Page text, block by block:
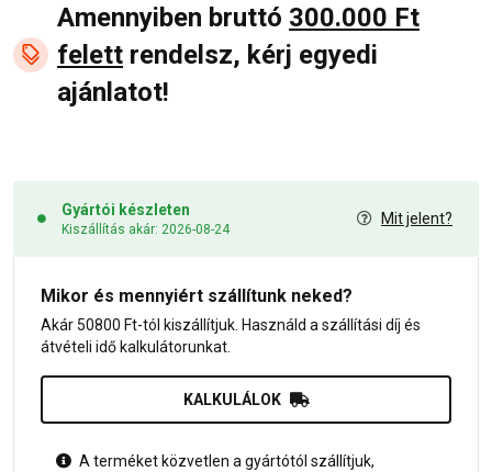
Amennyiben bruttó 300.000 Ft
felett rendelsz, kérj egyedi
ajánlatot!
Gyártói készleten
Kiszállítás akár: 2026-08-24
Mit jelent?
Mikor és mennyiért szállítunk neked?
Akár 50800 Ft-tól kiszállítjuk. Használd a szállítási díj és
átvételi idő kalkulátorunkat.
KALKULÁLOK
A terméket közvetlen a gyártótól szállítjuk,